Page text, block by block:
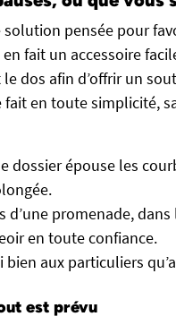
solution pensée pour
fait un accessoire
dos afin d’offrir un
en toute simplicité,
dossier épouse les
d’une promenade,
en toute confiance.
bien aux particuliers
est prévu